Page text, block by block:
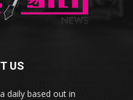
US
daily based out in